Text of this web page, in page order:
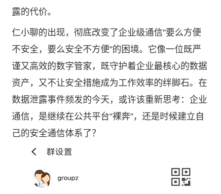
露的代价。
仁小聊的出现，彻底改变了企业级通信”要么方便
不安全，要么安全不方便”的困境。它像一位既严
谨又高效的数字管家，既守护着企业最核心的数据
资产，又不让安全措施成为工作效率的绊脚石。在
数据泄露事件频发的今天，或许该重新思考：企业
通信，是继续在公共平台”裸奔”，还是时候建立自
己的安全通信体系了？